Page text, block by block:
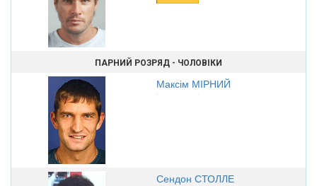
ПАРНИЙ РОЗРЯД - ЧОЛОВІКИ
Максім МІРНИЙ
Сендон СТОЛЛЕ